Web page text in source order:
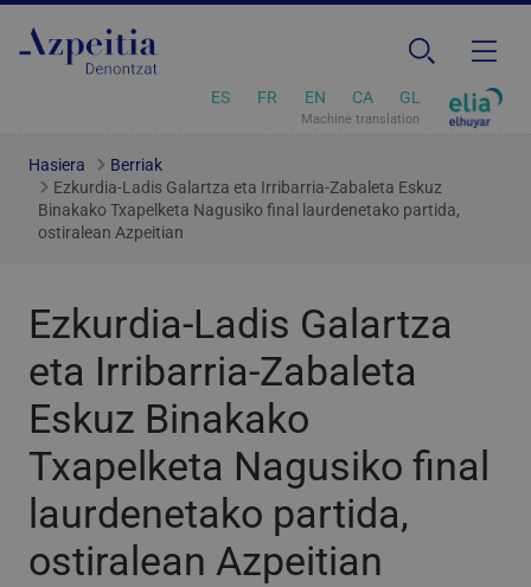
ES FR EN CA GL
Machine translation
Hasiera
Berriak
Ezkurdia-Ladis Galartza eta Irribarria-Zabaleta Eskuz
Binakako Txapelketa Nagusiko final laurdenetako partida,
ostiralean Azpeitian
Ezkurdia-Ladis Galartza
eta Irribarria-Zabaleta
Eskuz Binakako
Txapelketa Nagusiko final
laurdenetako partida,
ostiralean Azpeitian